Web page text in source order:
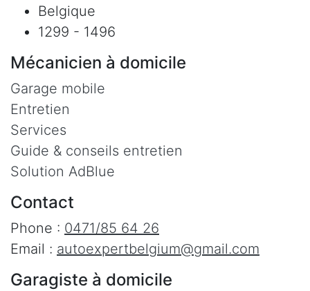
Belgique
1299 - 1496
Mécanicien à domicile
Garage mobile
Entretien
Services
Guide & conseils entretien
Solution AdBlue
Contact
Phone : 0471/85 64 26
Email : autoexpertbelgium@gmail.com
Garagiste à domicile